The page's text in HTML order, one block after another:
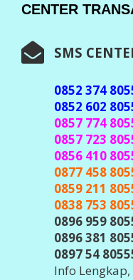
CENTER
SMS
0852 374
0852 602
0857 774
0857 723
0856 410
0877 458
0859 211
0838 753
0896 959
0896 381
0897 54
Info Lengkap,